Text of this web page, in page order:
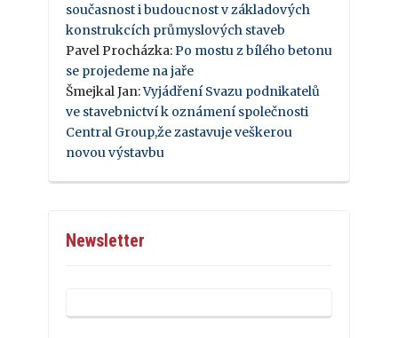
současnost i budoucnost v základových
konstrukcích průmyslových staveb
Pavel Procházka: Po mostu z bílého betonu
se projedeme na jaře
Šmejkal Jan:Vyjádření Svazu podnikatelů
ve stavebnictví k oznámení společnosti
Central Group,že zastavuje veškerou
novou výstavbu
Newsletter